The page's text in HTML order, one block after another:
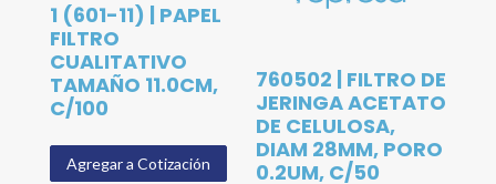
1 (601-11) | PAPEL
FILTRO
CUALITATIVO
TAMAÑO 11.0CM,
C/100
Agregar a Cotización
760502 | FILTRO DE
JERINGA ACETATO
DE CELULOSA,
DIAM 28MM, PORO
0.2UM, C/50